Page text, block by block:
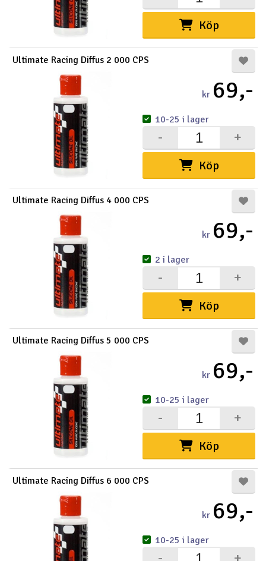
Köp
Ultimate Racing Diffus 2 000 CPS
kr 69,-
Köp
+
-
10-25 i lager
Ultimate Racing Diffus 4 000 CPS
kr 69,-
Köp
+
-
2 i lager
Ultimate Racing Diffus 5 000 CPS
kr 69,-
Köp
+
-
10-25 i lager
Ultimate Racing Diffus 6 000 CPS
kr 69,-
+
-
10-25 i lager